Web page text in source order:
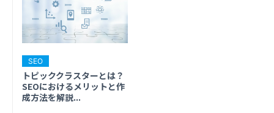
SEO
トピッククラスターとは？
SEOにおけるメリットと作
成方法を解説...